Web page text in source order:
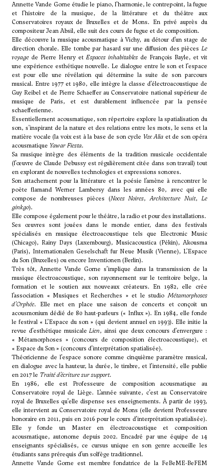
Annette Vande Gorne étudie le piano, l’harmonie, le contrepoint, la fugue
et l’histoire de la musique, de la littérature et du théâtre aux
Conservatoires royaux de Bruxelles et de Mons. En privé auprès du
compositeur Jean Absil, elle suit des cours de fugue et de composition.
Elle découvre la musique acousmatique à Vichy, au détour d’un stage de
direction chorale. Elle tombe par hasard sur une diffusion des pièces Le
voyage de Pierre Henry et Espaces inhabitables de François Bayle, et vit
une expérience esthétique nouvelle. Le dialogue entre le son et l’espace
est pour elle une révélation qui détermine la suite de son parcours
musical. Entre 1977 et 1980, elle intègre la classe d’électroacoustique de
Guy Reibel et de Pierre Schaefferau Conservatoire national supérieur de
musique de Paris, et est durablement influencée par la pensée
schaefferienne.
Essentiellement acousmatique, son répertoire explore la spatialisation du
son, s'inspirant de la nature et des relations entre les mots, le sens et la
matière vocale (la voix est à la base de son cycle Vox Alia et de son opéra
acousmatique Yawar Fiesta.
Sa musique intègre des éléments de la tradition musicale occidentale
(l’œuvre de Claude Debussy est régulièrement citée dans son travail) tout
en explorant de nouvelles technologies et expressions sonores.
Son attachement pour la littérature et la poésie l’amène à rencontrer le
poète flamand Werner Lambersy dans les années 80, avec qui elle
compose de nombreuses pièces (Noces Noires,Architecture Nuit, Le
ginkgo).
Elle compose également pour le théâtre, la radio et pour des installations.
Ses œuvres sont jouées dans le monde entier, dans des festivals
spécialisés en musique électroacoustique tels que Electronic Music
(Chicago), Rainy Days (Luxembourg), Musicacoustica (Pékin), Akousma
(Paris), Internationalen Geselschaft fur Neue Musik (Vienne), L'Espace
du Son (Bruxelles) ou encore Inventionen (Berlin).
Très tôt, Annette Vande Gorne s’implique dans la transmission de la
musique électroacoustique, son rayonnement sur le territoire belge, la
formation et le soutien aux nouveaux créateurs. En 1982, elle crée
l’association « Musiques et Recherches » et le studio Métamorphoses
d’Orphée. Elle met en place une saison de concerts et conçoit un
acousmonium dédié de 80 haut-parleurs (« Influx »). En 1984, elle fonde
le festival « L’Espace du son » (qui devient annuel en 1993). Elle initie la
revue d’esthétique musicaleLien, ainsi que deux concours d’envergure :
« Métamorphoses » (concours de composition électroacoustique), et
« Espace du Son » (concours d’interprétation spatialisée).
Théoricienne de l’espace sonore comme cinquième paramètre musical,
en dialogue avec la hauteur, la durée, le timbre, et l’intensité, elle publie
en 2017 le Traité d’écriture sur support.
En 1986, elle est Professeure de composition acousmatique au
Conservatoire royal de Liège. L’année suivante, c’est au Conservatoire
royal de Bruxelles qu’elle dispense ses enseignements. À partir de 1993,
elle intervient au Conservatoire royal de Mons (elle devient Professeure
honoraire en 2011, puis en 2016 pour le cours d’interprétation spatialisée).
Elle y fonde un Master en électroacoustique et composition
acousmatique, autonome depuis 2002. Encadré par une équipe de 14
enseignants spécialisés, ce cursus unique en son genre accueille les
étudiants sans prérequis d’un solfège traditionnel.
Annette Vande Gorne est membre fondatrice de la FeBeME-BeFEM